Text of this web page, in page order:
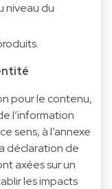
niveau du
pour le contenu,
l’information
sens, à l’annexe
déclaration de
axées sur un
les impacts